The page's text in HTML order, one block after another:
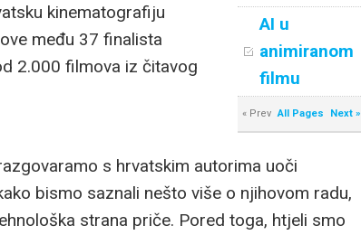
AI u
animiranom
filmu
« Prev All Pages Next »
kinematografiju
među 37 finalista
2.000 filmova iz čitavog
s hrvatskim autorima uoči
bismo saznali nešto više o njihovom radu,
strana priče. Pored toga, htjeli smo